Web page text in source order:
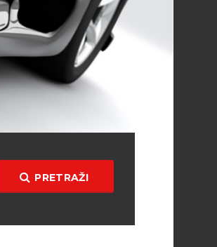
PRETRAŽI